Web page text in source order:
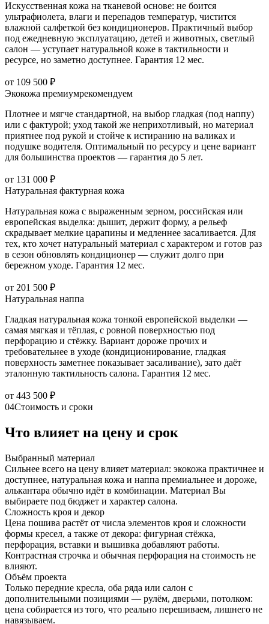
Искусственная кожа на тканевой основе: не боится
ультрафиолета, влаги и перепадов температур, чистится
влажной салфеткой без кондиционеров. Практичный выбор
под ежедневную эксплуатацию, детей и животных, светлый
салон — уступает натуральной коже в тактильности и
ресурсе, но заметно доступнее. Гарантия 12 мес.
от 109 500 ₽
Экокожа премиумрекомендуем
Плотнее и мягче стандартной, на выбор гладкая (под наппу)
или с фактурой; уход такой же неприхотливый, но материал
приятнее под рукой и стойче к истиранию на валиках и
подушке водителя. Оптимальный по ресурсу и цене вариант
для большинства проектов — гарантия до 5 лет.
от 131 000 ₽
Натуральная фактурная кожа
Натуральная кожа с выраженным зерном, российская или
европейская выделка: дышит, держит форму, а рельеф
скрадывает мелкие царапины и медленнее засаливается. Для
тех, кто хочет натуральный материал с характером и готов раз
в сезон обновлять кондиционер — служит долго при
бережном уходе. Гарантия 12 мес.
от 201 500 ₽
Натуральная наппа
Гладкая натуральная кожа тонкой европейской выделки —
самая мягкая и тёплая, с ровной поверхностью под
перфорацию и стёжку. Вариант дороже прочих и
требовательнее в уходе (кондиционирование, гладкая
поверхность заметнее показывает засаливание), зато даёт
эталонную тактильность салона. Гарантия 12 мес.
от 443 500 ₽
04Стоимость и сроки
Что влияет на цену и срок
Выбранный материал
Сильнее всего на цену влияет материал: экокожа практичнее и
доступнее, натуральная кожа и наппа премиальнее и дороже,
алькантара обычно идёт в комбинации. Материал Вы
выбираете под бюджет и характер салона.
Сложность кроя и декор
Цена пошива растёт от числа элементов кроя и сложности
формы кресел, а также от декора: фигурная стёжка,
перфорация, вставки и вышивка добавляют работы.
Контрастная строчка и обычная перфорация на стоимость не
влияют.
Объём проекта
Только передние кресла, оба ряда или салон с
дополнительными позициями — рулём, дверьми, потолком:
цена собирается из того, что реально перешиваем, лишнего не
навязываем.